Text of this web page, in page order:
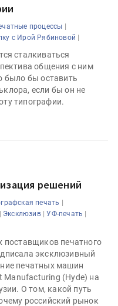
процессы |
с Ирой Рябиновой |
сталкиваться
общения с ним
было бы оставить
если бы он не
типографии.
решений
печать |
| Эксклюзив|УФ-печать |
поставщиков печатного
эксклюзивный
печатных машин
Manufacturing (Hyde) на
О том, какой путь
российский рынок